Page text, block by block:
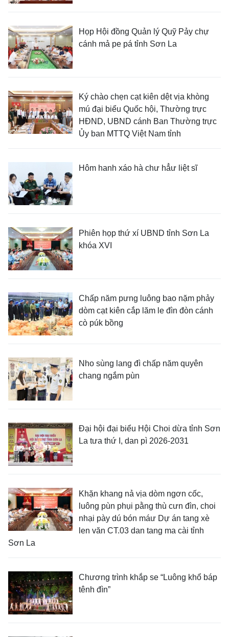
Họp Hội đồng Quản lý Quỹ Pảy chự
cánh mả pe pá tỉnh Sơn La
Ký chào chẹn cạt kiên dệt vịa khòng
mú đại biểu Quốc hội, Thường trực
HĐND, UBND cánh Ban Thường trực
Ủy ban MTTQ Việt Nam tỉnh
Hôm hanh xáo hà chư hẳư liệt sĩ
Phiên họp thứ xí UBND tỉnh Sơn La
khóa XVI
Chấp năm pưng luông bao nặm phảy
dòm cạt kiên cắp lăm le đìn đòn cánh
cò púk bồng
Nho sùng lang đì chấp năm quyên
chang ngắm pùn
Đại hội đại biểu Hội Choi dừa tỉnh Sơn
La tưa thứ I, dan pì 2026-2031
Khặn khang nả vịa dòm ngơn cốc,
luông pùn phụi pằng thù cưn đìn, choi
nhại pày dú bón máư Dự án tang xè
len văn CT.03 dan tang ma cài tỉnh
Sơn La
Chương trình khắp se “Luông khổ báp
tênh đìn”